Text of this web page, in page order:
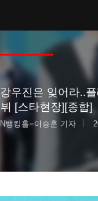
우진은 잊어라..
[스타현장][종합]
뱅킹홀=이승훈 기자